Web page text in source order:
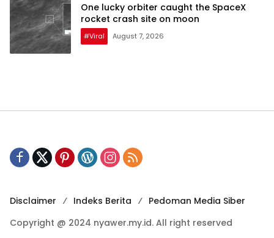
One lucky orbiter caught the SpaceX
rocket crash site on moon
#Viral August 7, 2026
Disclaimer Indeks Berita
Pedoman Media Siber
Copyright @ 2024 nyawer.my.id. All right reserved